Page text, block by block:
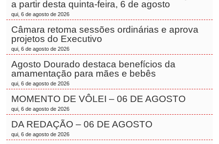
a partir desta quinta-feira, 6 de agosto
qui, 6 de agosto de 2026
Câmara retoma sessões ordinárias e aprova
projetos do Executivo
qui, 6 de agosto de 2026
Agosto Dourado destaca benefícios da
amamentação para mães e bebês
qui, 6 de agosto de 2026
MOMENTO DE VÔLEI – 06 DE AGOSTO
qui, 6 de agosto de 2026
DA REDAÇÃO – 06 DE AGOSTO
qui, 6 de agosto de 2026